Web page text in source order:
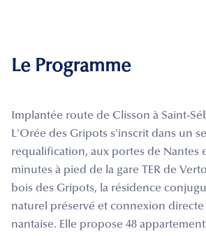
Le Programme
Implantée route de Clisson à Saint-
L'Orée des Gripots s'inscrit dans un
requalification, aux portes de Nantes
minutes à pied de la gare TER de
bois des Gripots, la résidence
naturel préservé et connexion
nantaise. Elle propose 48